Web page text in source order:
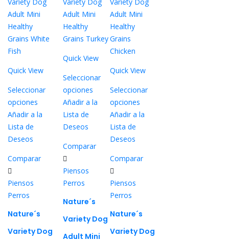
Quick View
Seleccionar
opciones
Este
producto
tiene
variantes.
Las
opciones
se
pueden
en
Añadir a la
Lista de
Deseos
Comparar
Piensos
Perros
Nature´s
Variety Dog
Quick View
Seleccionar
opciones
Este
producto
tiene
variantes.
Las
opciones
se
pueden
en
la
Añadir a la
Lista de
Deseos
Comparar
Piensos
Perros
Nature´s
Variety Dog
Adult Mini
Quick View
Seleccionar
opciones
Este
producto
tiene
variantes.
Las
opciones
se
pueden
en
Añadir a la
Lista de
Deseos
Comparar
Piensos
Perros
Nature´s
Variety Dog